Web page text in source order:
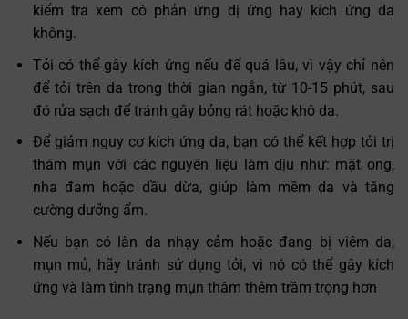
kiểm tra xem có phản ứng dị ứng hay kích ứng da
không.
Tỏi có thể gây kích ứng nếu để quá lâu, vì vậy chỉ nên
để tỏi trên da trong thời gian ngắn, từ 10-15 phút, sau
đó rửa sạch để tránh gây bỏng rát hoặc khô da.
Để giảm nguy cơ kích ứng da, bạn có thể kết hợp tỏi trị
thâm mụn với các nguyên liệu làm dịu như: mật ong,
nha đam hoặc dầu dừa, giúp làm mềm da và tăng
cường dưỡng ẩm.
Nếu bạn có làn da nhạy cảm hoặc đang bị viêm da,
mụn mủ, hãy tránh sử dụng tỏi, vì nó có thể gây kích
ứng và làm tình trạng mụn thâm thêm trầm trọng hơn